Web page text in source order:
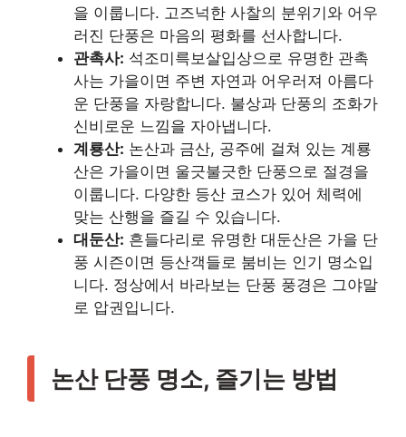
을 이룹니다. 고즈넉한 사찰의 분위기와 어우
러진 단풍은 마음의 평화를 선사합니다.
관촉사: 석조미륵보살입상으로 유명한 관촉
사는 가을이면 주변 자연과 어우러져 아름다
운 단풍을 자랑합니다. 불상과 단풍의 조화가
신비로운 느낌을 자아냅니다.
계룡산: 논산과 금산, 공주에 걸쳐 있는 계룡
산은 가을이면 울긋불긋한 단풍으로 절경을
이룹니다. 다양한 등산 코스가 있어 체력에
맞는 산행을 즐길 수 있습니다.
대둔산: 흔들다리로 유명한 대둔산은 가을 단
풍 시즌이면 등산객들로 붐비는 인기 명소입
니다. 정상에서 바라보는 단풍 풍경은 그야말
로 압권입니다.
논산 단풍 명소, 즐기는 방법